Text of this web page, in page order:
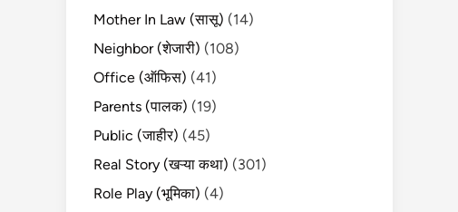
Mother In Law (सासू) (14)
Neighbor (शेजारी) (108)
Office (ऑफिस) (41)
Parents (पालक) (19)
Public (जाहीर) (45)
Real Story (खऱ्या कथा) (301)
Role Play (भूमिका) (4)